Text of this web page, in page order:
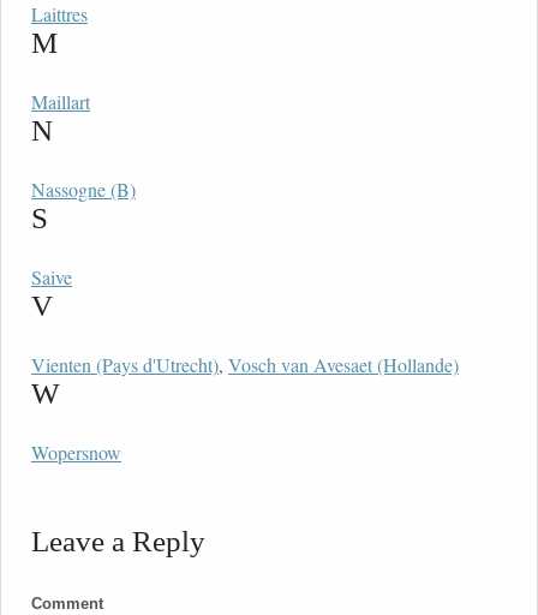
Laittres
M
Maillart
N
Nassogne (B)
S
Saive
V
Vienten (Pays d'Utrecht), Vosch van Avesaet (Hollande)
W
Wopersnow
Leave a Reply
Comment